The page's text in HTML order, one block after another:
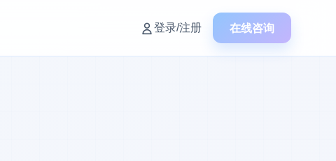
登录/注册 在线咨询